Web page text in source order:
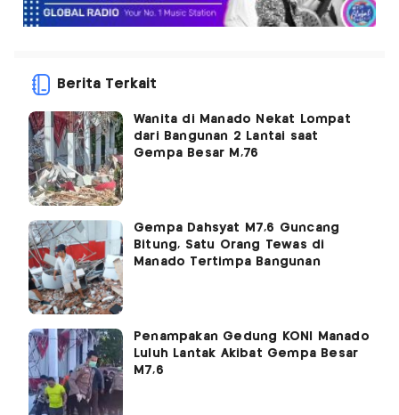
Berita Terkait
Wanita di Manado Nekat Lompat
dari Bangunan 2 Lantai saat
Gempa Besar M,76
Gempa Dahsyat M7,6 Guncang
Bitung, Satu Orang Tewas di
Manado Tertimpa Bangunan
Penampakan Gedung KONI Manado
Luluh Lantak Akibat Gempa Besar
M7,6